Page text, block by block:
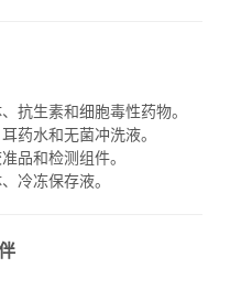
抗生素和细胞毒性药物。
药水和无菌冲洗液。
品和检测组件。
冷冻保存液。